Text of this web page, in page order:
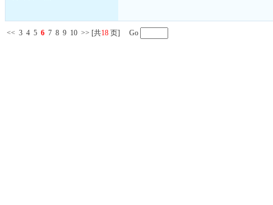
<< 3 4 5 6 7 8 9 10 >> [共18 页] Go